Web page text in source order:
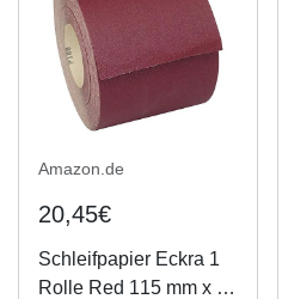
Amazon.de
20,45€
Schleifpapier Eckra 1
Rolle Red 115 mm x 50